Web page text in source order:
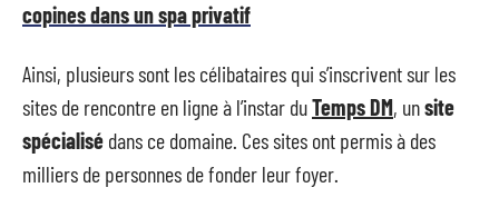
copines dans un spa privatif
Ainsi, plusieurs sont les célibataires qui s’inscrivent sur les
sites de rencontre en ligne à l’instar duTemps DM, unsite
spécialisé dans ce domaine. Ces sites ont permis à des
milliers de personnes de fonder leur foyer.